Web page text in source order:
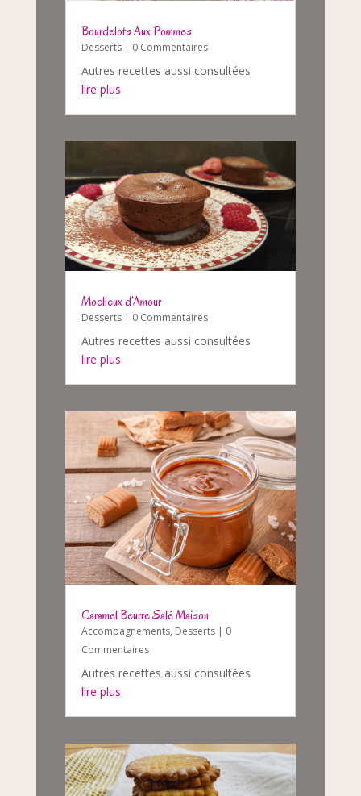
Bourdelots Aux Pommes
Desserts| 0 Commentaires
Autres recettes aussi consultées
lire plus
Moelleux d’Amour
Desserts| 0 Commentaires
Autres recettes aussi consultées
lire plus
Caramel Beurre Salé Maison
Accompagnements, Desserts| 0
Commentaires
Autres recettes aussi consultées
lire plus